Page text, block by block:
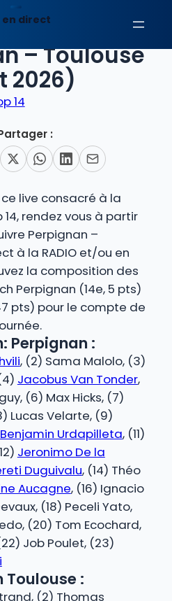
– Toulouse
2026)
14
:
live consacré à la
rendez vous à partir
Perpignan –
à la RADIO et/ou en
la composition des
Perpignan (14e, 5 pts)
pts) pour le compte de
Perpignan :
, (2) Sama Malolo, (3)
Jacobus Van Tonder,
(6) Max Hicks, (7)
Lucas Velarte, (9)
Benjamin Urdapilleta, (11)
Jeronimo De la
Duguivalu, (14) Théo
Aucagne, (16) Ignacio
(18) Peceli Yato,
(20) Tom Ecochard,
Job Poulet, (23)
:
(2) Thomas
en direct